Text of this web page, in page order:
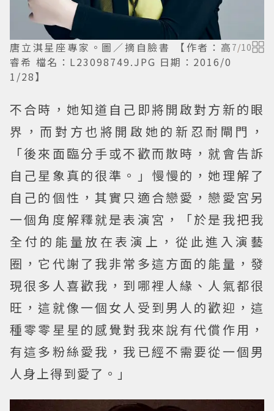
唐立淇星座專家。圖／摘自臉書 【作者：高
睿希 檔名：L23098749.JPG 日期：2016/0
1/28】
7/10
不合時，她知道自己即將開啟對方新的眼
界，而對方也將開啟她的新忍耐閘門，
「後來面臨分手或不歡而散時，就會告訴
自己星象真的很準。」慢慢的，她理解了
自己的個性，其實只適合戀愛，戀愛宮另
一個角度解釋就是表演宮，「於是我把我
全付的能量放在表演上，從此進入演藝
圈，它代謝了我非常多這方面的能量，發
現很多人喜歡我，到哪裡人緣、人氣都很
旺，這就像一個女人受到男人的歡迎，這
種零零星星的感覺對我來說有代償作用，
有這多粉絲愛我，我已經不需要從一個男
人身上得到愛了。」